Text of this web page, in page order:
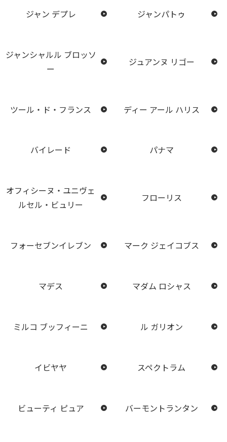
ジャン デプレ ジャンパトゥ
ジャンシャルル ブロッソ
ー
ジュアンヌ リゴー
ツール・ド・フランス ディー アール ハリス
バイレード パナマ
オフィシーヌ・ユニヴェ
ルセル・ビュリー
フローリス
フォーセブンイレブン マーク ジェイコブス
マデス マダム ロシャス
ミルコ ブッフィーニ ル ガリオン
イビヤヤ スペクトラム
ビューティ ピュア バーモントランタン